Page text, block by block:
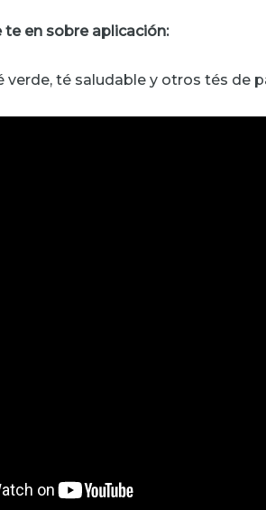
te en sobre aplicación:
verde, té saludable y otros tés de